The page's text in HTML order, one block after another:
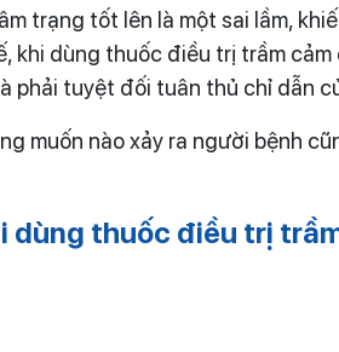
trạng tốt lên là một sai lầm,
khi dùng thuốc điều trị trầm
tuyệt đối tuân thủ chỉ dẫn
muốn nào xảy ra người bệnh
dùng thuốc điều trị